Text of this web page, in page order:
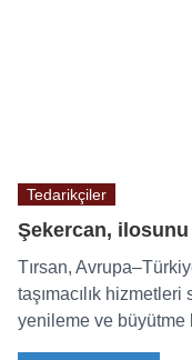
Tedarikçiler
Şekercan,
Tırsan,
taşımacılık
yenileme ve büyütme